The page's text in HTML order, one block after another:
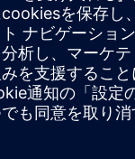
ソリューション
カスタマイズによ
によるデジタルマ
環境での試運転。